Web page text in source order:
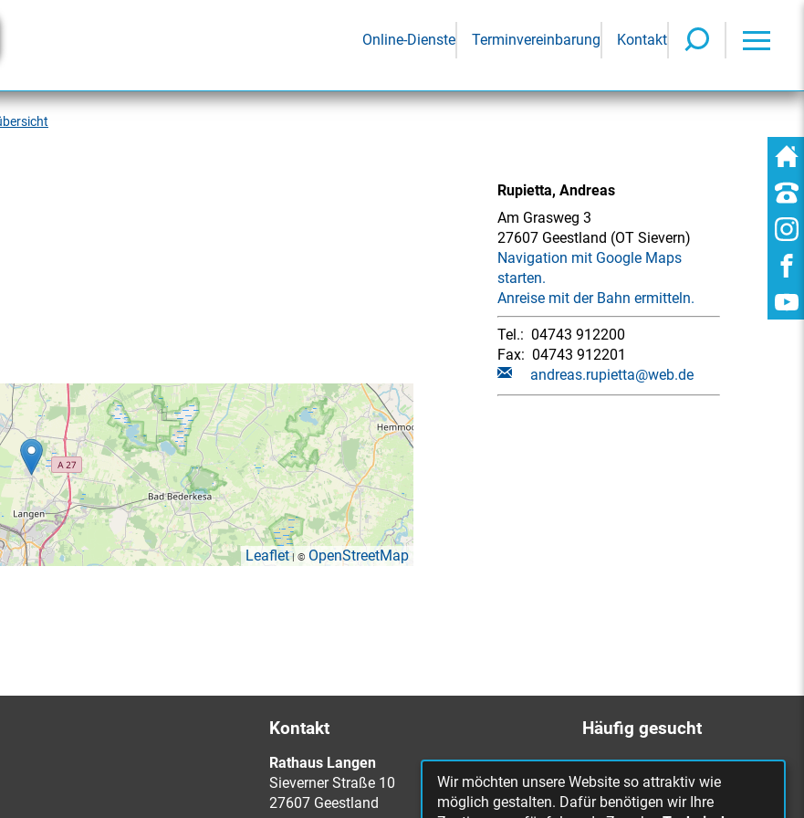
Online-Dienste Terminvereinbarung Kontakt
Leaflet| © OpenStreetMap
Rupietta, Andreas
Am Grasweg 3
27607 Geestland (OT Sievern)
Navigation mit Google Maps
starten.
Anreise mit der Bahn ermitteln.
Tel.: 04743 912200
Fax: 04743 912201
andreas.rupietta@web.de
Kontakt
Rathaus Langen
Sieverner Straße 10
27607 Geestland
Häufig gesucht
Bürgerbüro
Online Rathaus
Wir möchten unsere Website so attraktiv wie
möglich gestalten. Dafür benötigen wir Ihre